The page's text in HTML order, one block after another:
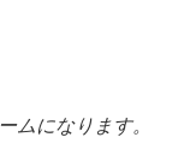
になります。